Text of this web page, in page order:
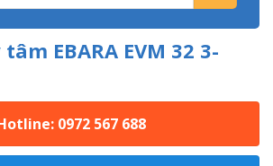
EBARA EVM 32 3-
0972 567 688